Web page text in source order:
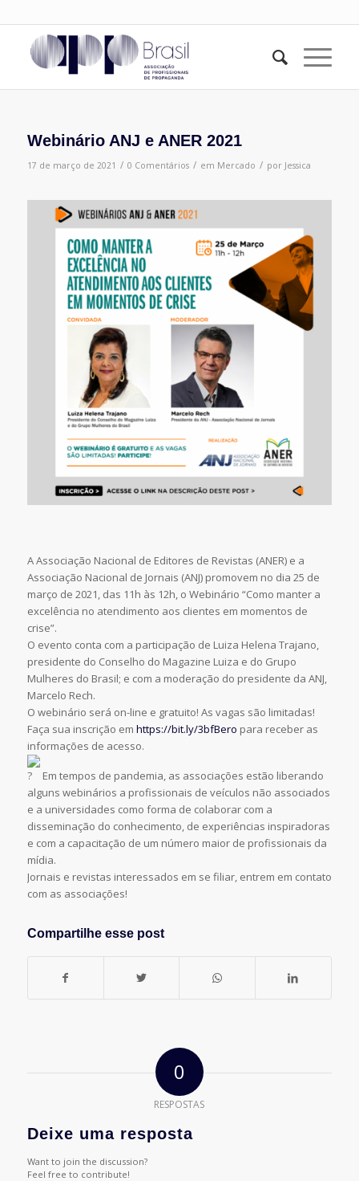
Webinário ANJ e ANER 2021
17 de março de 2021 / 0 Comentários / em Mercado / por Jessica
A Associação Nacional de Editores de Revistas (ANER) e a
Associação Nacional de Jornais (ANJ) promovem no dia 25 de
março de 2021, das 11h às 12h, o Webinário “Como manter a
excelência no atendimento aos clientes em momentos de
crise”.
O evento conta com a participação de Luiza Helena Trajano,
presidente do Conselho do Magazine Luiza e do Grupo
Mulheres do Brasil; e com a moderação do presidente da ANJ,
Marcelo Rech.
O webinário será on-line e gratuito! As vagas são limitadas!
Faça sua inscrição em https://bit.ly/3bfBero para receber as
informações de acesso.
Em tempos de pandemia, as associações estão liberando
alguns webinários a profissionais de veículos não associados
e a universidades como forma de colaborar com a
disseminação do conhecimento, de experiências inspiradoras
e com a capacitação de um número maior de profissionais da
mídia.
Jornais e revistas interessados em se filiar, entrem em contato
com as associações!
Compartilhe esse post
0
RESPOSTAS
Deixe uma resposta
Want to join the discussion?
Feel free to contribute!